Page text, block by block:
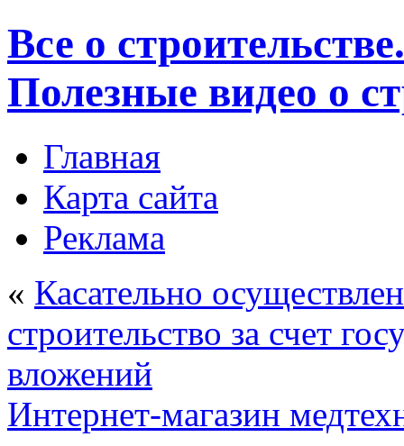
Все о
Полезные видео о
Главная
Карта сайта
Реклама
« Касательно
строительство за счет
вложений
Интернет-магазин